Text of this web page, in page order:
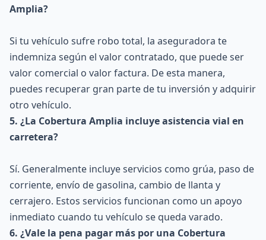
Amplia?
Si tu vehículo sufre robo total, la aseguradora te
indemniza según el valor contratado, que puede ser
valor comercial o valor factura. De esta manera,
puedes recuperar gran parte de tu inversión y adquirir
otro vehículo.
5. ¿La Cobertura Amplia incluye asistencia vial en
carretera?
Sí. Generalmente incluye servicios como grúa, paso de
corriente, envío de gasolina, cambio de llanta y
cerrajero. Estos servicios funcionan como un apoyo
inmediato cuando tu vehículo se queda varado.
6. ¿Vale la pena pagar más por una Cobertura